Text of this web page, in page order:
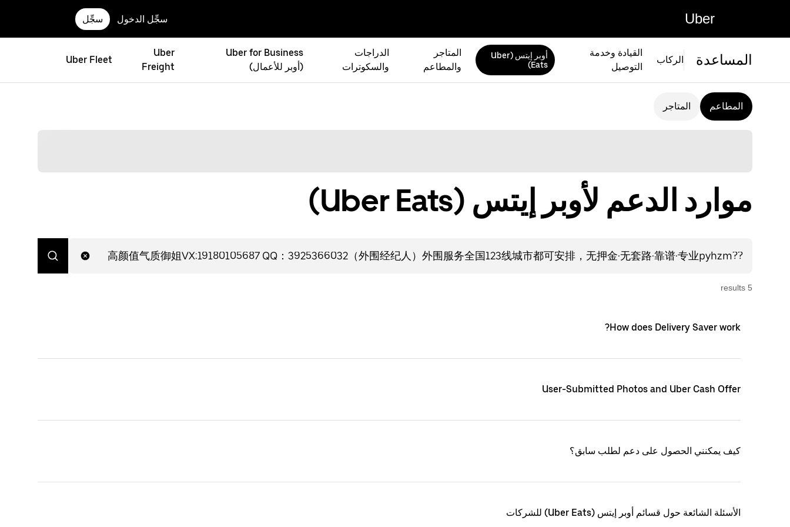
Uber سجِّل الدخول سجِّل
المساعدة الركاب
القيادة وخدمة
التوصيل
أوبر إيتس (Uber
Eats)
المتاجر
والمطاعم
الدراجات
والسكوترات
Uber for Business
(أوبر للأعمال)
Uber
Freight
Uber Fleet
المطاعم المتاجر
موارد الدعم لأوبر إيتس (Uber Eats)
5
s
How does Delivery Saver work?
User-Submitted Photos and Uber Cash Offer
كيف يمكنني الحصول على دعم لطلب سابق؟
الأسئلة الشائعة حول قسائم أوبر إيتس (Uber Eats) للشركات